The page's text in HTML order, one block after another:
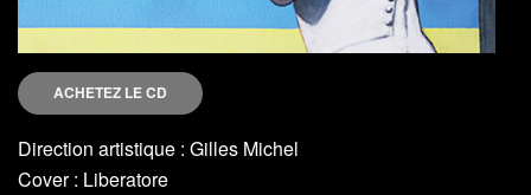
ACHETEZ LE CD
Direction artistique : Gilles Michel
Cover : Liberatore